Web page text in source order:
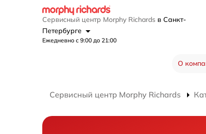
Сервисный центр Morphy Richards в Санкт-
Петербурге
Ежедневно с 9:00 до 21:00
О
Сервисный центр Morphy Richards